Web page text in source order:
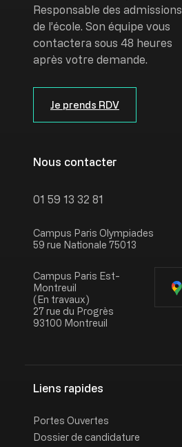
Responsable des admissions
de l’école. Son équipe vous
contactera sous 48 heures
après votre demande.
Je prends RDV
Nous contacter
01 59 13 32 81
Campus Paris Olympiades
59 rue Nationale 75013
Campus Paris Est-
Montreuil
(En travaux)
27 rue du Progrès
93100 Montreuil
Liens rapides
Portes Ouvertes
Dossier de candidature